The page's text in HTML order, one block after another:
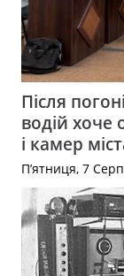
Після
водій хоче
і камер
П’ятниця, 7